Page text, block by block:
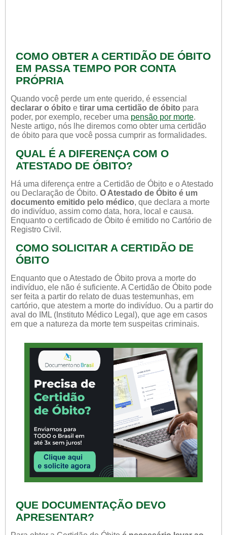
COMO OBTER A CERTIDÃO DE ÓBITO
EM PASSA TEMPO POR CONTA
PRÓPRIA
Quando você perde um ente querido, é essencial
declarar o óbito e tirar uma certidão de óbito para
poder, por exemplo, receber uma pensão por morte.
Neste artigo, nós lhe diremos como obter uma certidão
de óbito para que você possa cumprir as formalidades.
QUAL É A DIFERENÇA COM O
ATESTADO DE ÓBITO?
Há uma diferença entre a Certidão de Óbito e o Atestado
ou Declaração de Óbito. O Atestado de Óbito é um
documento emitido pelo médico, que declara a morte
do indivíduo, assim como data, hora, local e causa.
Enquanto o certificado de Óbito é emitido no Cartório de
Registro Civil.
COMO SOLICITAR A CERTIDÃO DE
ÓBITO
Enquanto que o Atestado de Óbito prova a morte do
indivíduo, ele não é suficiente. A Certidão de Óbito pode
ser feita a partir do relato de duas testemunhas, em
cartório, que atestem a morte do indivíduo. Ou a partir do
aval do IML (Instituto Médico Legal), que age em casos
em que a natureza da morte tem suspeitas criminais.
QUE DOCUMENTAÇÃO DEVO
APRESENTAR?